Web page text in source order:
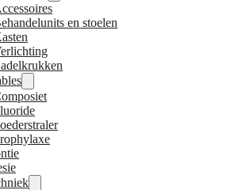
en stoelen